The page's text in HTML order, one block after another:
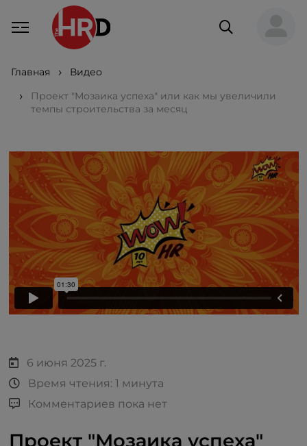
Главная
Видео
Проект "Мозаика успеха" или как мы увеличили
темпы строительства за месяц
6 июня 2025 г.
Время чтения: 1 минута
Комментариев пока нет
Проект "Мозаика успеха"